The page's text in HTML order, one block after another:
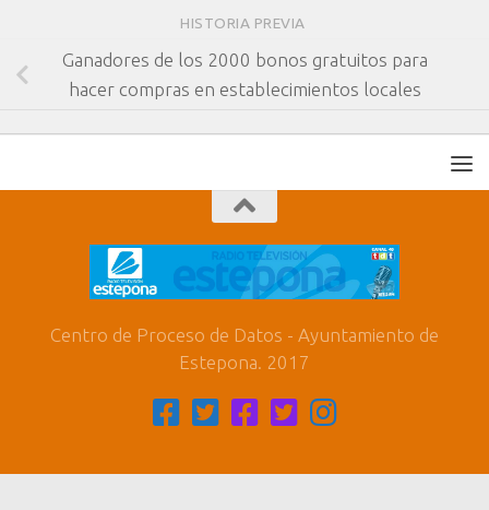
HISTORIA PREVIA
Ganadores de los 2000 bonos gratuitos para
hacer compras en establecimientos locales
Centro de Proceso de Datos - Ayuntamiento de
Estepona. 2017